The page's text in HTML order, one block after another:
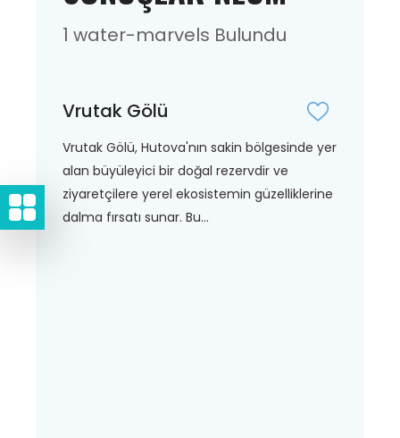
1 water-marvels Bulundu
Vrutak Gölü
Vrutak Gölü, Hutova'nın sakin bölgesinde yer
alan büyüleyici bir doğal rezervdir ve
ziyaretçilere yerel ekosistemin güzelliklerine
dalma fırsatı sunar. Bu...